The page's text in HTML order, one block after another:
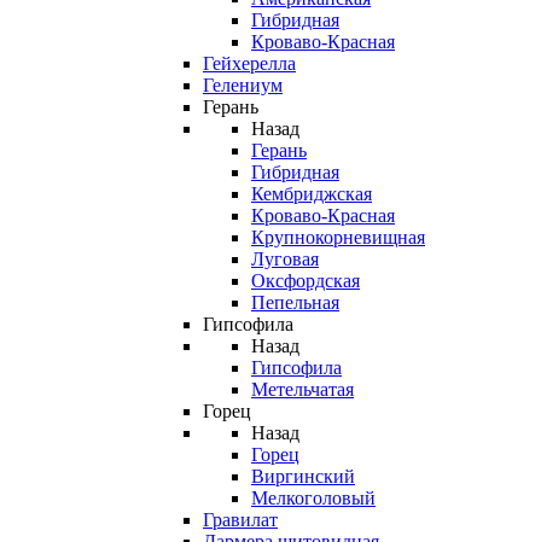
Гибридная
Кроваво-Красная
Гейхерелла
Гелениум
Герань
Назад
Герань
Гибридная
Кембриджская
Кроваво-Красная
Крупнокорневищная
Луговая
Оксфордская
Пепельная
Гипсофила
Назад
Гипсофила
Метельчатая
Горец
Назад
Горец
Виргинский
Мелкоголовый
Гравилат